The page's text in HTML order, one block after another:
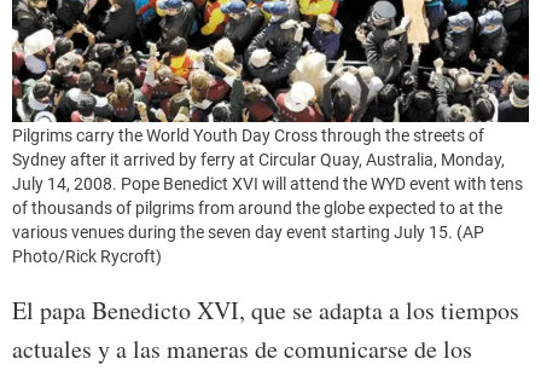
Pilgrims carry the World Youth Day Cross through the streets of
Sydney after it arrived by ferry at Circular Quay, Australia, Monday,
July 14, 2008. Pope Benedict XVI will attend the WYD event with tens
of thousands of pilgrims from around the globe expected to at the
various venues during the seven day event starting July 15. (AP
Photo/Rick Rycroft)
El papa Benedicto XVI, que se adapta a los tiempos
actuales y a las maneras de comunicarse de los